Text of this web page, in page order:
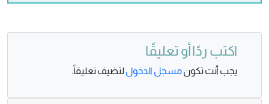
اكتب ردًا أو تعليقًا
يجب أنت تكونمسجل الدخوللتضيف تعليقاً.